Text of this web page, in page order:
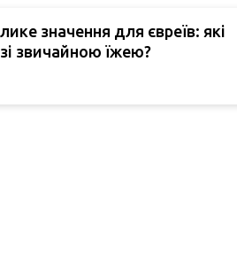
значення для євреїв: які
зі звичайною їжею?